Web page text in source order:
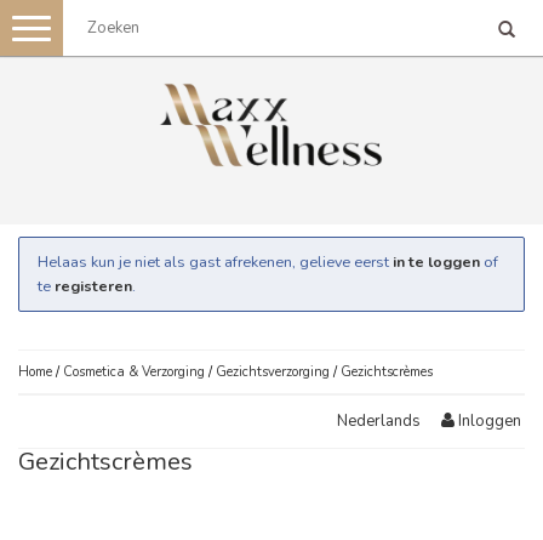
Toggle
navigation
Helaas kun je niet als gast afrekenen, gelieve eerst in te loggen of
te registeren.
Home / Cosmetica & Verzorging / Gezichtsverzorging / Gezichtscrèmes
Nederlands Inloggen
Gezichtscrèmes